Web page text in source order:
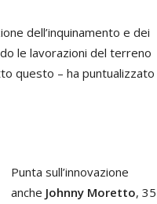
dell’inquinamento e dei
le lavorazioni del terreno
questo – ha puntualizzato
Punta sull’innovazione
anche Johnny Moretto, 35